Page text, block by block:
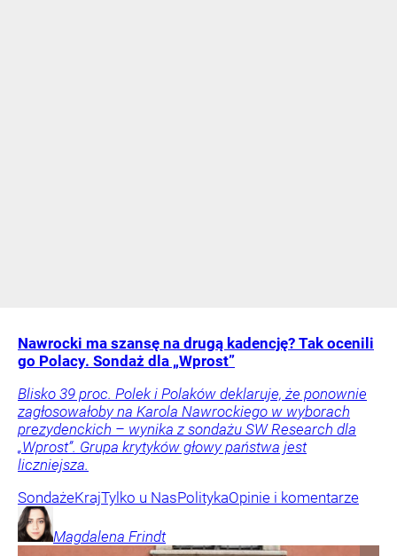
Nawrocki ma szansę na drugą kadencję? Tak ocenili
go Polacy. Sondaż dla „Wprost”
Blisko 39 proc. Polek i Polaków deklaruje, że ponownie
zagłosowałoby na Karola Nawrockiego w wyborach
prezydenckich – wynika z sondażu SW Research dla
„Wprost”. Grupa krytyków głowy państwa jest
liczniejsza.
SondażeKrajTylko u NasPolitykaOpinie i komentarze
Magdalena Frindt